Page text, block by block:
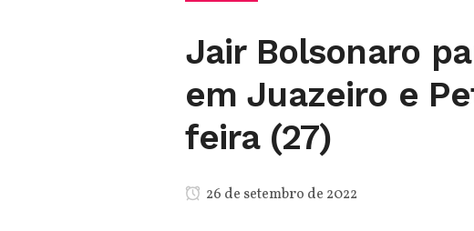
Jair Bolsonaro
em Juazeiro e
feira (27)
26 de setembro de 2022